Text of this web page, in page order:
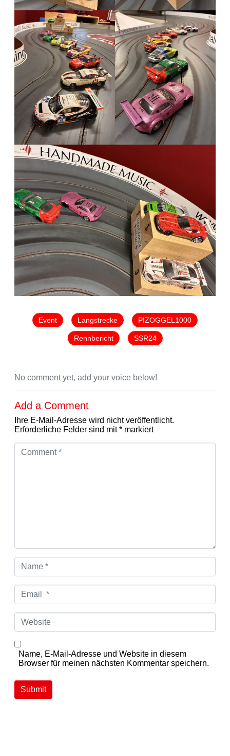
Event Langstrecke PIZOGGEL1000
Rennbericht SSR24
No comment yet, add your voice below!
Add a Comment
Ihre E-Mail-Adresse wird nicht veröffentlicht.
Erforderliche Felder sind mit* markiert
C
N
eE
iW
s
Name, E-Mail-Adresse und Website in diesem
Browser für meinen nächsten Kommentar speichern.
Submit